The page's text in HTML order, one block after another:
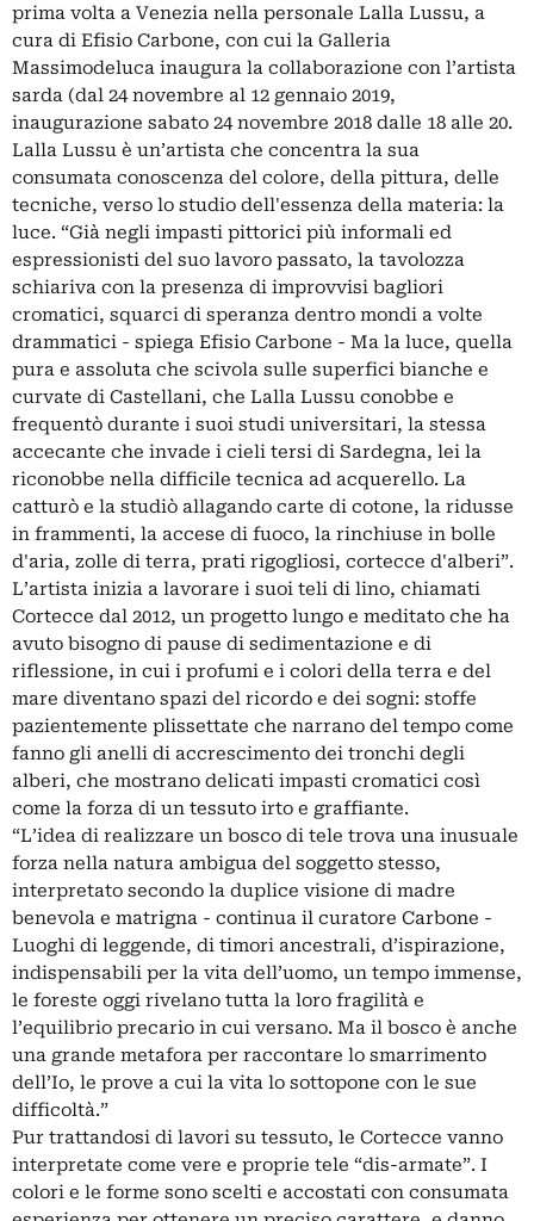
prima volta a Venezia nella personale Lalla Lussu, a
cura di Efisio Carbone, con cui la Galleria
Massimodeluca inaugura la collaborazione con l’artista
sarda (dal 24 novembre al 12 gennaio 2019,
inaugurazione sabato 24 novembre 2018 dalle 18 alle 20.
Lalla Lussu è un’artista che concentra la sua
consumata conoscenza del colore, della pittura, delle
tecniche, verso lo studio dell'essenza della materia: la
luce. “Già negli impasti pittorici più informali ed
espressionisti del suo lavoro passato, la tavolozza
schiariva con la presenza di improvvisi bagliori
cromatici, squarci di speranza dentro mondi a volte
drammatici - spiega Efisio Carbone - Ma la luce, quella
pura e assoluta che scivola sulle superfici bianche e
curvate di Castellani, che Lalla Lussu conobbe e
frequentò durante i suoi studi universitari, la stessa
accecante che invade i cieli tersi di Sardegna, lei la
riconobbe nella difficile tecnica ad acquerello. La
catturò e la studiò allagando carte di cotone, la ridusse
in frammenti, la accese di fuoco, la rinchiuse in bolle
d'aria, zolle di terra, prati rigogliosi, cortecce d'alberi”.
L’artista inizia a lavorare i suoi teli di lino, chiamati
Cortecce dal 2012, un progetto lungo e meditato che ha
avuto bisogno di pause di sedimentazione e di
riflessione, in cui i profumi e i colori della terra e del
mare diventano spazi del ricordo e dei sogni: stoffe
pazientemente plissettate che narrano del tempo come
fanno gli anelli di accrescimento dei tronchi degli
alberi, che mostrano delicati impasti cromatici così
come la forza di un tessuto irto e graffiante.
“L’idea di realizzare un bosco di tele trova una inusuale
forza nella natura ambigua del soggetto stesso,
interpretato secondo la duplice visione di madre
benevola e matrigna - continua il curatore Carbone -
Luoghi di leggende, di timori ancestrali, d’ispirazione,
indispensabili per la vita dell’uomo, un tempo immense,
le foreste oggi rivelano tutta la loro fragilità e
l’equilibrio precario in cui versano. Ma il bosco è anche
una grande metafora per raccontare lo smarrimento
dell’Io, le prove a cui la vita lo sottopone con le sue
difficoltà.”
Pur trattandosi di lavori su tessuto, le Cortecce vanno
interpretate come vere e proprie tele “dis-armate”. I
colori e le forme sono scelti e accostati con consumata